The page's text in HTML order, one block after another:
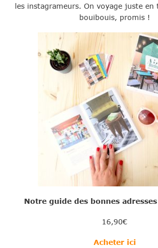
les instagrameurs. On voyage juste en
bouibouis, promis !
Notre guide des bonnes
16,90€
Acheter ici